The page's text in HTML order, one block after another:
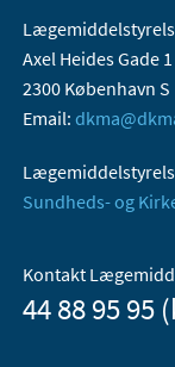
Axel Heides Gade 1
2300 København S
Email:
Sundheds- og
Kontakt
44 88 95 95